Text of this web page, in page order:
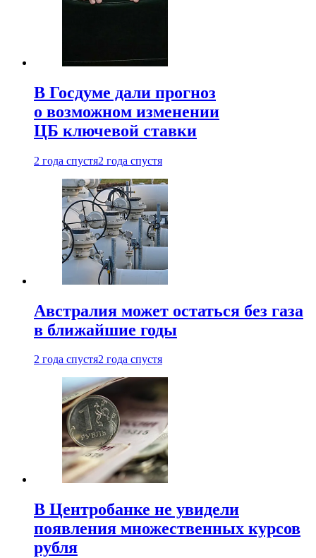
В Госдуме дали прогноз
о возможном изменении
ЦБ ключевой ставки
2 года спустя2 года спустя
Австралия может остаться без газа
в ближайшие годы
2 года спустя2 года спустя
В Центробанке не увидели
появления множественных курсов
рубля